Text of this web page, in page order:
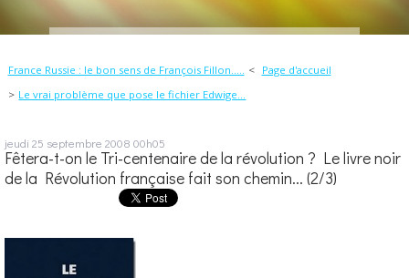
France Russie : le bon sens de François Fillon…..
Page d'accueil
Le vrai problème que pose le fichier Edwige…
jeudi 25 septembre 2008 00h05
Fêtera-t-on le Tri-centenaire de la révolution ? Le livre noir
de la Révolution française fait son chemin... (2/3)